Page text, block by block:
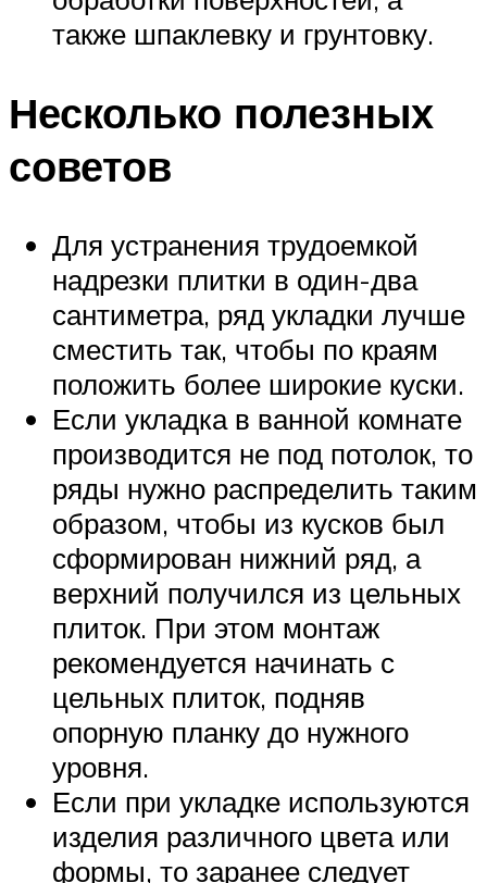
также шпаклевку и грунтовку.
Несколько полезных
советов
Для устранения трудоемкой
надрезки плитки в один-два
сантиметра, ряд укладки лучше
сместить так, чтобы по краям
положить более широкие куски.
Если укладка в ванной комнате
производится не под потолок, то
ряды нужно распределить таким
образом, чтобы из кусков был
сформирован нижний ряд, а
верхний получился из цельных
плиток. При этом монтаж
рекомендуется начинать с
цельных плиток, подняв
опорную планку до нужного
уровня.
Если при укладке используются
изделия различного цвета или
формы, то заранее следует